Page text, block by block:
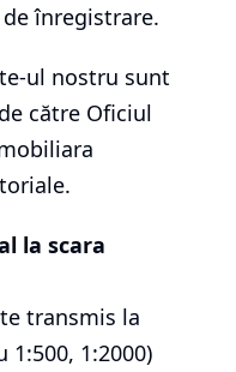
înregistrare.
ul nostru sunt
către Oficiul
la scara
transmis la
1:2000)